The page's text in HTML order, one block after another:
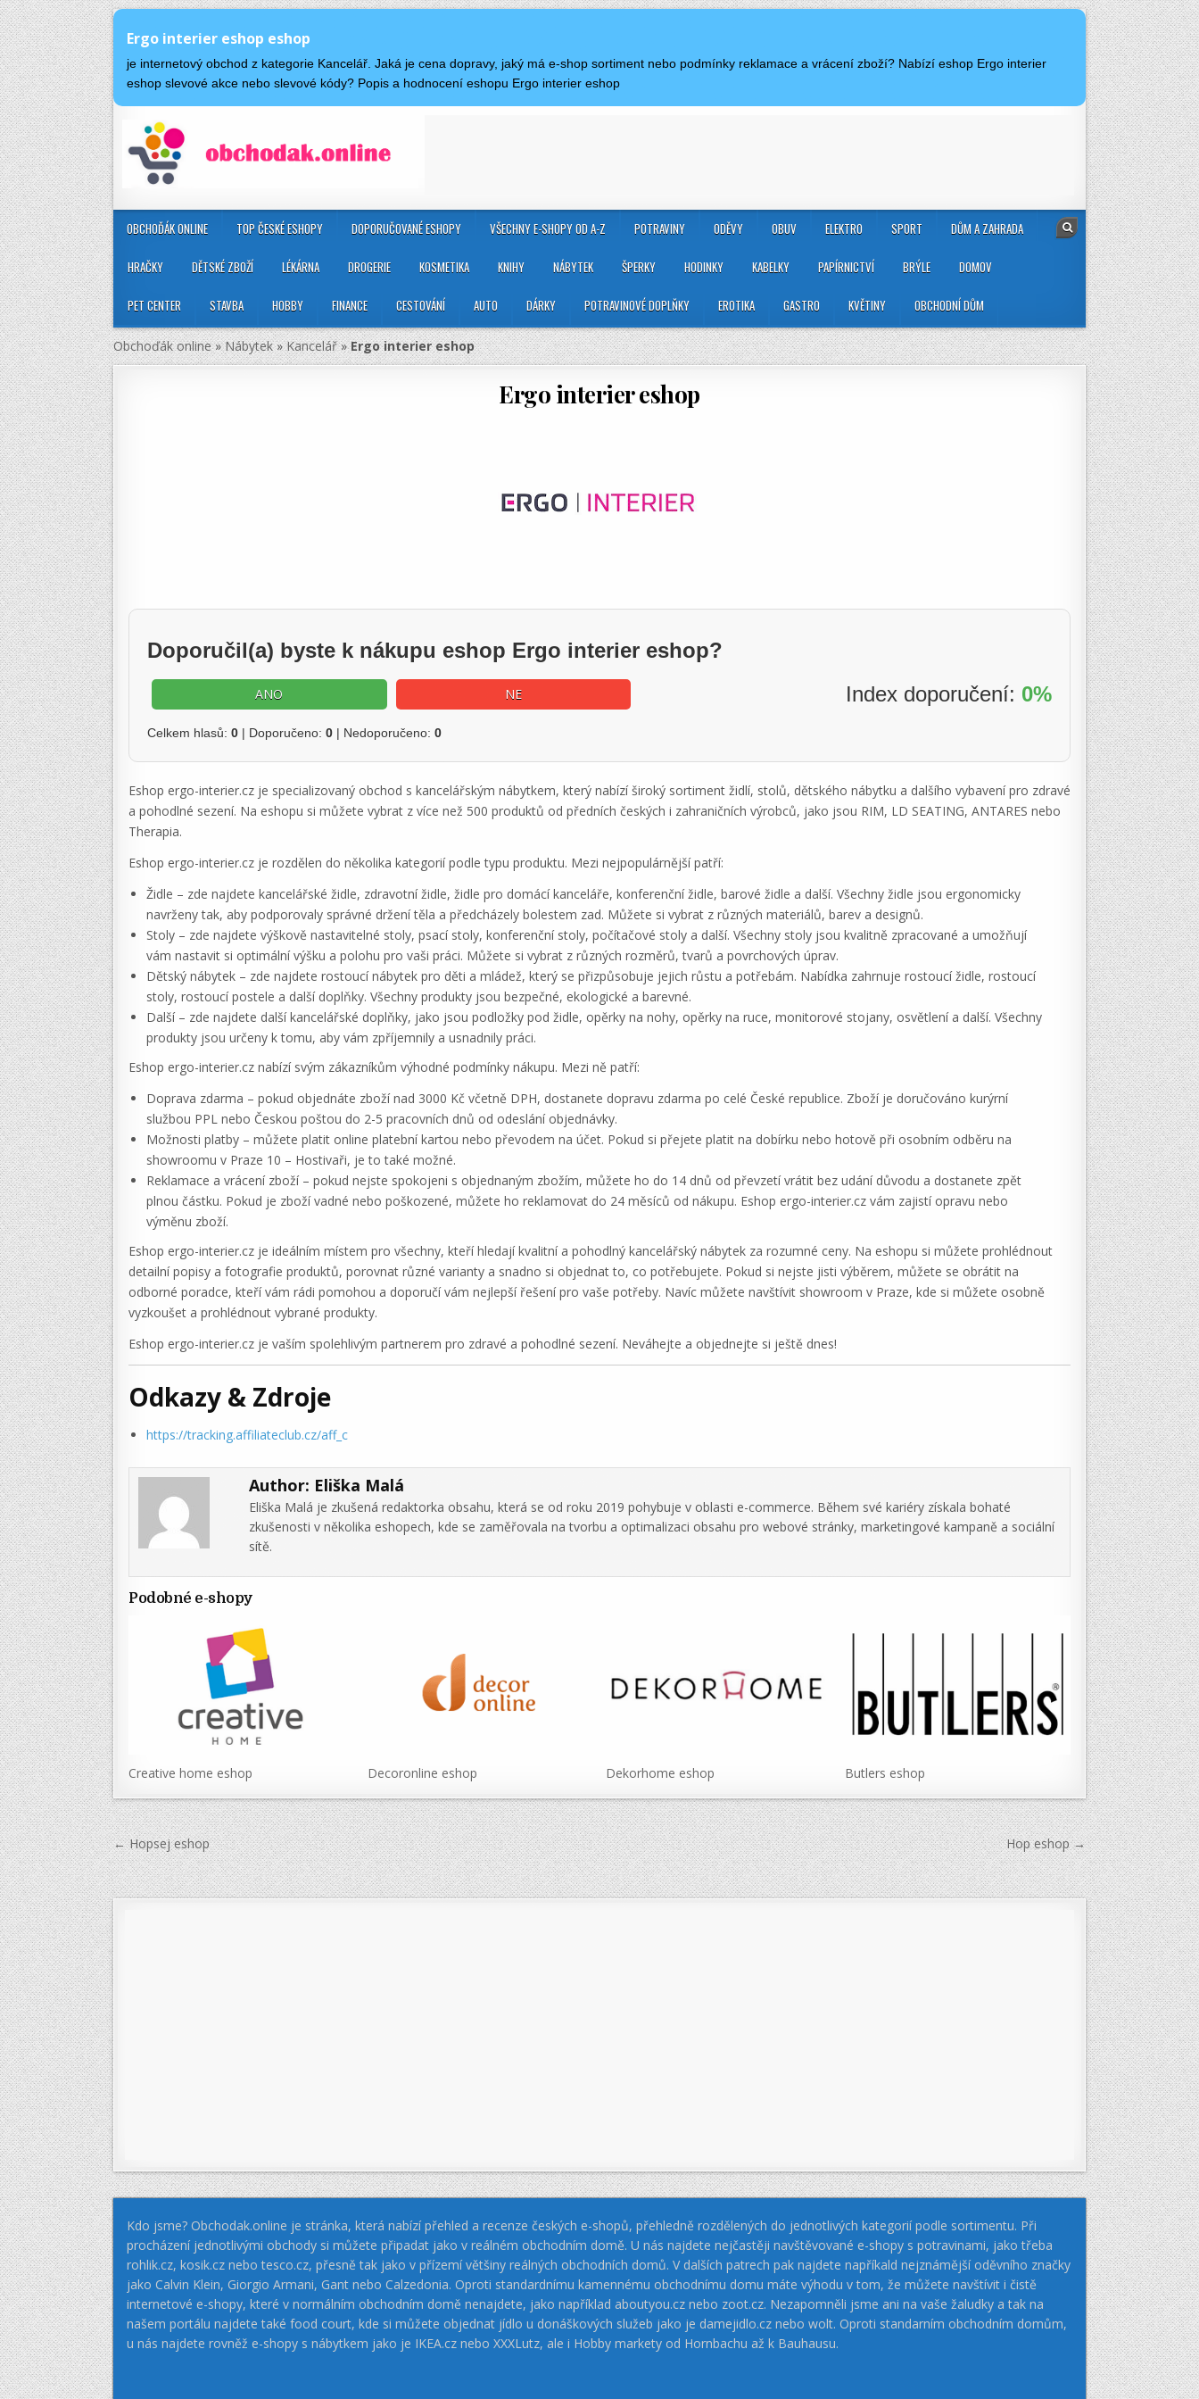
Ergo interier eshop eshop
je internetový obchod z kategorie Kancelář. Jaká je cena dopravy, jaký má e-shop sortiment nebo podmínky reklamace a vrácení zboží? Nabízí eshop Ergo interier
eshop slevové akce nebo slevové kódy? Popis a hodnocení eshopu Ergo interier eshop
OBCHOĎÁK ONLINE TOP ČESKÉ ESHOPY DOPORUČOVANÉ ESHOPY VŠECHNY E-SHOPY OD A-Z POTRAVINY ODĚVY OBUV ELEKTRO SPORT DŮM A ZAHRADA
HRAČKY DĚTSKÉ ZBOŽÍ LÉKÁRNA DROGERIE KOSMETIKA KNIHY NÁBYTEK ŠPERKY HODINKY KABELKY PAPÍRNICTVÍ BRÝLE DOMOV
PET CENTER STAVBA HOBBY FINANCE CESTOVÁNÍ AUTO DÁRKY POTRAVINOVÉ DOPLŇKY EROTIKA GASTRO KVĚTINY OBCHODNÍ DŮM
Obchoďák online»Nábytek»Kancelář»Ergo interier eshop
Ergo interier eshop
Doporučil(a) byste k nákupu eshop Ergo interier eshop?
ANO NE Index doporučení: 0%
Celkem hlasů: 0 | Doporučeno: 0 | Nedoporučeno: 0
Eshop ergo-interier.cz je specializovaný obchod s kancelářským nábytkem, který nabízí široký sortiment židlí, stolů, dětského nábytku a dalšího vybavení pro zdravé
a pohodlné sezení. Na eshopu si můžete vybrat z více než 500 produktů od předních českých i zahraničních výrobců, jako jsou RIM, LD SEATING, ANTARES nebo
Therapia.
Eshop ergo-interier.cz je rozdělen do několika kategorií podle typu produktu. Mezi nejpopulárnější patří:
Židle – zde najdete kancelářské židle, zdravotní židle, židle pro domácí kanceláře, konferenční židle, barové židle a další. Všechny židle jsou ergonomicky
navrženy tak, aby podporovaly správné držení těla a předcházely bolestem zad. Můžete si vybrat z různých materiálů, barev a designů.
Stoly – zde najdete výškově nastavitelné stoly, psací stoly, konferenční stoly, počítačové stoly a další. Všechny stoly jsou kvalitně zpracované a umožňují
vám nastavit si optimální výšku a polohu pro vaši práci. Můžete si vybrat z různých rozměrů, tvarů a povrchových úprav.
Dětský nábytek – zde najdete rostoucí nábytek pro děti a mládež, který se přizpůsobuje jejich růstu a potřebám. Nabídka zahrnuje rostoucí židle, rostoucí
stoly, rostoucí postele a další doplňky. Všechny produkty jsou bezpečné, ekologické a barevné.
Další – zde najdete další kancelářské doplňky, jako jsou podložky pod židle, opěrky na nohy, opěrky na ruce, monitorové stojany, osvětlení a další. Všechny
produkty jsou určeny k tomu, aby vám zpříjemnily a usnadnily práci.
Eshop ergo-interier.cz nabízí svým zákazníkům výhodné podmínky nákupu. Mezi ně patří:
Doprava zdarma – pokud objednáte zboží nad 3000 Kč včetně DPH, dostanete dopravu zdarma po celé České republice. Zboží je doručováno kurýrní
službou PPL nebo Českou poštou do 2-5 pracovních dnů od odeslání objednávky.
Možnosti platby – můžete platit online platební kartou nebo převodem na účet. Pokud si přejete platit na dobírku nebo hotově při osobním odběru na
showroomu v Praze 10 – Hostivaři, je to také možné.
Reklamace a vrácení zboží – pokud nejste spokojeni s objednaným zbožím, můžete ho do 14 dnů od převzetí vrátit bez udání důvodu a dostanete zpět
plnou částku. Pokud je zboží vadné nebo poškozené, můžete ho reklamovat do 24 měsíců od nákupu. Eshop ergo-interier.cz vám zajistí opravu nebo
výměnu zboží.
Eshop ergo-interier.cz je ideálním místem pro všechny, kteří hledají kvalitní a pohodlný kancelářský nábytek za rozumné ceny. Na eshopu si můžete prohlédnout
detailní popisy a fotografie produktů, porovnat různé varianty a snadno si objednat to, co potřebujete. Pokud si nejste jisti výběrem, můžete se obrátit na
odborné poradce, kteří vám rádi pomohou a doporučí vám nejlepší řešení pro vaše potřeby. Navíc můžete navštívit showroom v Praze, kde si můžete osobně
vyzkoušet a prohlédnout vybrané produkty.
Eshop ergo-interier.cz je vaším spolehlivým partnerem pro zdravé a pohodlné sezení. Neváhejte a objednejte si ještě dnes!
Odkazy & Zdroje
https://tracking.affiliateclub.cz/aff_c
Author: Eliška Malá
Eliška Malá je zkušená redaktorka obsahu, která se od roku 2019 pohybuje v oblasti e-commerce. Během své kariéry získala bohaté
zkušenosti v několika eshopech, kde se zaměřovala na tvorbu a optimalizaci obsahu pro webové stránky, marketingové kampaně a sociální
sítě.
Podobné e-shopy
Creative home eshop Decoronline eshop Dekorhome eshop Butlers eshop
Navigace
pro
příspěvek
← Hopsej eshop Hop eshop →
Kdo jsme? Obchodak.online je stránka, která nabízí přehled a recenze českých e-shopů, přehledně rozdělených do jednotlivých kategorií podle sortimentu. Při
procházení jednotlivými obchody si můžete připadat jako v reálném obchodním domě. U nás najdete nejčastěji navštěvované e-shopy s potravinami, jako třeba
rohlik.cz, kosik.cz nebo tesco.cz, přesně tak jako v přízemí většiny reálných obchodních domů. V dalších patrech pak najdete napříkald nejznámější oděvního značky
jako Calvin Klein, Giorgio Armani, Gant nebo Calzedonia. Oproti standardnímu kamennému obchodnímu domu máte výhodu v tom, že můžete navštívit i čistě
internetové e-shopy, které v normálním obchodním domě nenajdete, jako například aboutyou.cz nebo zoot.cz. Nezapomněli jsme ani na vaše žaludky a tak na
našem portálu najdete také food court, kde si můžete objednat jídlo u donáškových služeb jako je damejidlo.cz nebo wolt. Oproti standarním obchodním domům,
u nás najdete rovněž e-shopy s nábytkem jako je IKEA.cz nebo XXXLutz, ale i Hobby markety od Hornbachu až k Bauhausu.